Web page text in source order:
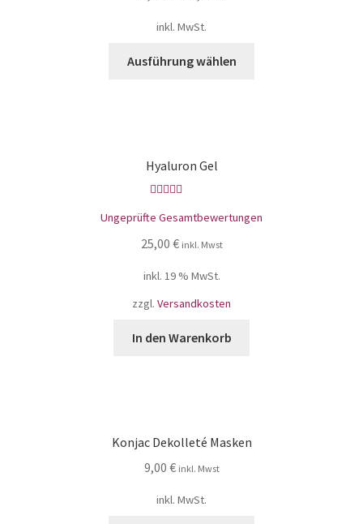
inkl. MwSt.
Ausführung wählen
Hyaluron Gel
5.00von 5
Ungeprüfte Gesamtbewertungen
25,00 € inkl. Mwst
inkl. 19 % MwSt.
zzgl. Versandkosten
In den Warenkorb
Konjac Dekolleté Masken
9,00 € inkl. Mwst
inkl. MwSt.